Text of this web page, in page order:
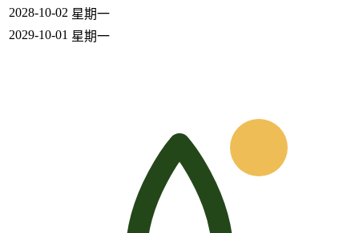
2028-10-02 星期一
2029-10-01 星期一